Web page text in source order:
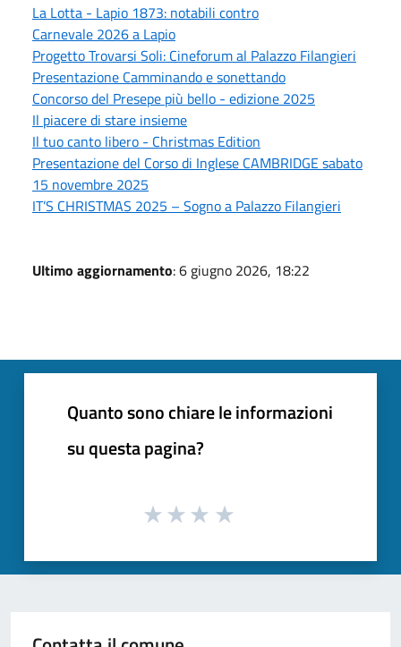
La Lotta - Lapio 1873: notabili contro
Carnevale 2026 a Lapio
Progetto Trovarsi Soli: Cineforum al Palazzo Filangieri
Presentazione Camminando e sonettando
Concorso del Presepe più bello - edizione 2025
Il piacere di stare insieme
Il tuo canto libero - Christmas Edition
Presentazione del Corso di Inglese CAMBRIDGE sabato
15 novembre 2025
IT’S CHRISTMAS 2025 – Sogno a Palazzo Filangieri
Ultimo aggiornamento: 6 giugno 2026, 18:22
Quanto sono chiare le informazioni
su questa pagina?